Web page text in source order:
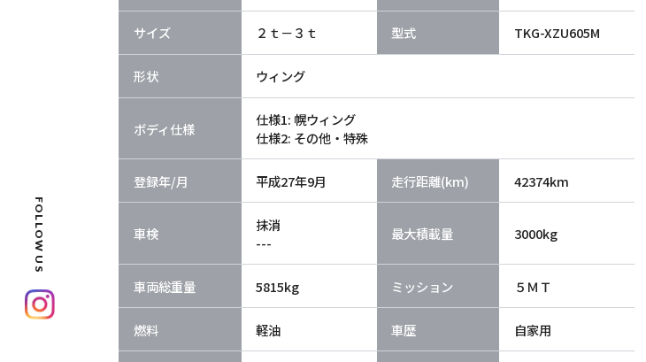
FOLLOW US
サイズ ２ｔ－３ｔ 型式 TKG-XZU605M
形状 ウィング
ボディ仕様
仕様1: 幌ウィング
仕様2: その他・特殊
登録年/月 平成27年9月 走行距離(km) 42374km
車検
抹消
---
最大積載量 3000kg
車両総重量 5815kg ミッション ５ＭＴ
燃料 軽油 車歴 自家用